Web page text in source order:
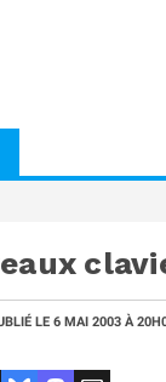
LE 6 MAI 2003 À